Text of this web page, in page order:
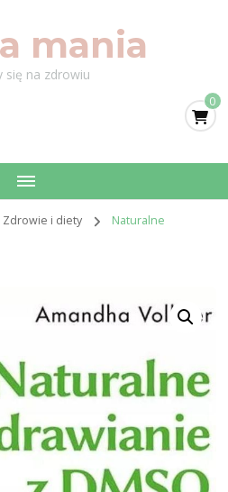
mania
się na zdrowiu
0
Zdrowie i diety
Naturalne